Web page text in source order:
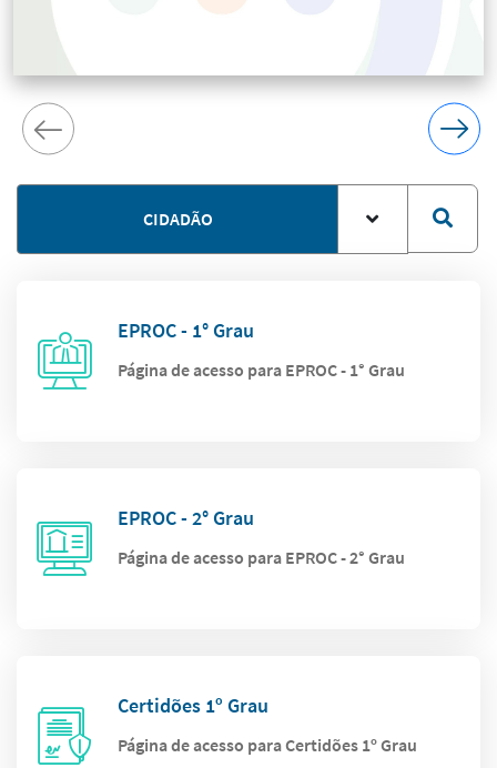
CIDADÃO
EPROC - 1° Grau
Página de acesso para EPROC - 1° Grau
EPROC - 2° Grau
Página de acesso para EPROC - 2° Grau
Certidões 1º Grau
Página de acesso para Certidões 1º Grau